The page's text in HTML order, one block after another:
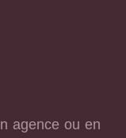
agence ou en